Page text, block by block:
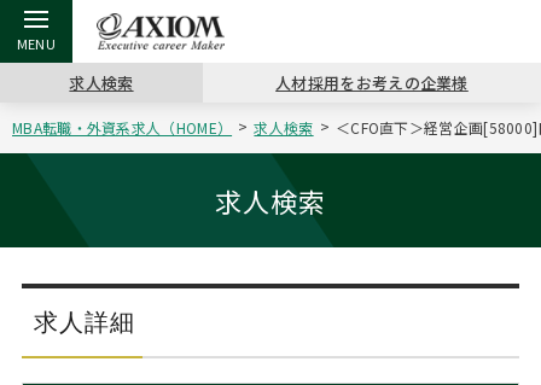
戻る
アクシアムの特長
戻る
コンサ
サービス案内
戻る
キャリ
コンサルタントの紹介
戻る
キャリア支援 TOP
キャリアデザイン講座
（最新求人市場動向）
戻る
MBAの
ステージ別アドバイス
戻る
日本か
戻る
転職ツール TOP
英文レジュメの書き方
戻る
パワー
職務経歴書の書き方
戻る
転職コラム TOP
“展”職相談室
転職市場の明日をよめ
戻る
イベント・セミナー TOP
ジョブフェア
キャリアデザインセミナー
戻る
会社概要 TOP
沿革
主なクライアント
求人検索 人材採用をお考えの企業様
MBA転職・外資系求人（HOME） 求人検索 ＜CFO直下＞経営企画
求人検索
求人詳細